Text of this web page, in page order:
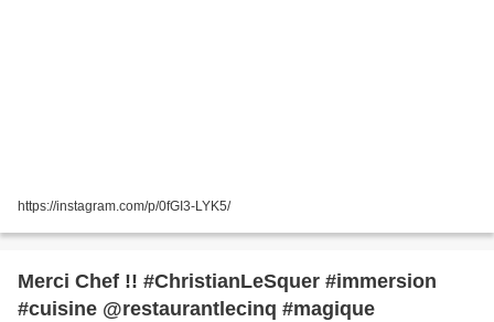
https://instagram.com/p/0fGI3-LYK5/
Merci Chef !! #ChristianLeSquer #immersion
#cuisine @restaurantlecinq #magique